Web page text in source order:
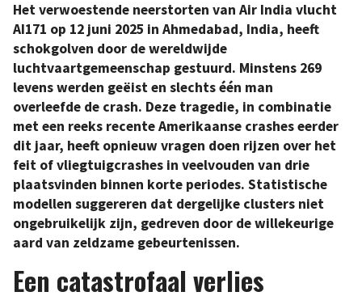
Het verwoestende neerstorten van Air India vlucht
AI171 op 12 juni 2025 in Ahmedabad, India, heeft
schokgolven door de wereldwijde
luchtvaartgemeenschap gestuurd. Minstens 269
levens werden geëist en slechts één man
overleefde de crash. Deze tragedie, in combinatie
met een reeks recente Amerikaanse crashes eerder
dit jaar, heeft opnieuw vragen doen rijzen over het
feit of vliegtuigcrashes in veelvouden van drie
plaatsvinden binnen korte periodes. Statistische
modellen suggereren dat dergelijke clusters niet
ongebruikelijk zijn, gedreven door de willekeurige
aard van zeldzame gebeurtenissen.
Een catastrofaal verlies